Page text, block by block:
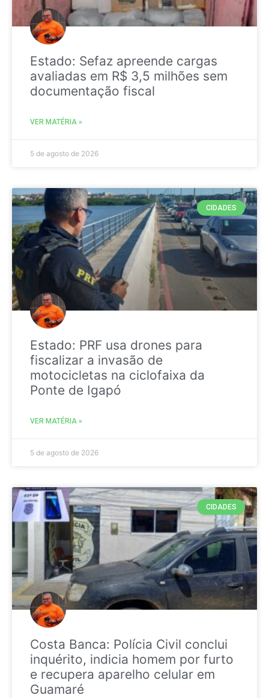
Estado: Sefaz apreende cargas
avaliadas em R$ 3,5 milhões sem
documentação fiscal
VER MATÉRIA »
5 de agosto de 2026
CIDADES
Estado: PRF usa drones para
fiscalizar a invasão de
motocicletas na ciclofaixa da
Ponte de Igapó
VER MATÉRIA »
5 de agosto de 2026
CIDADES
Costa Banca: Polícia Civil conclui
inquérito, indicia homem por furto
e recupera aparelho celular em
Guamaré